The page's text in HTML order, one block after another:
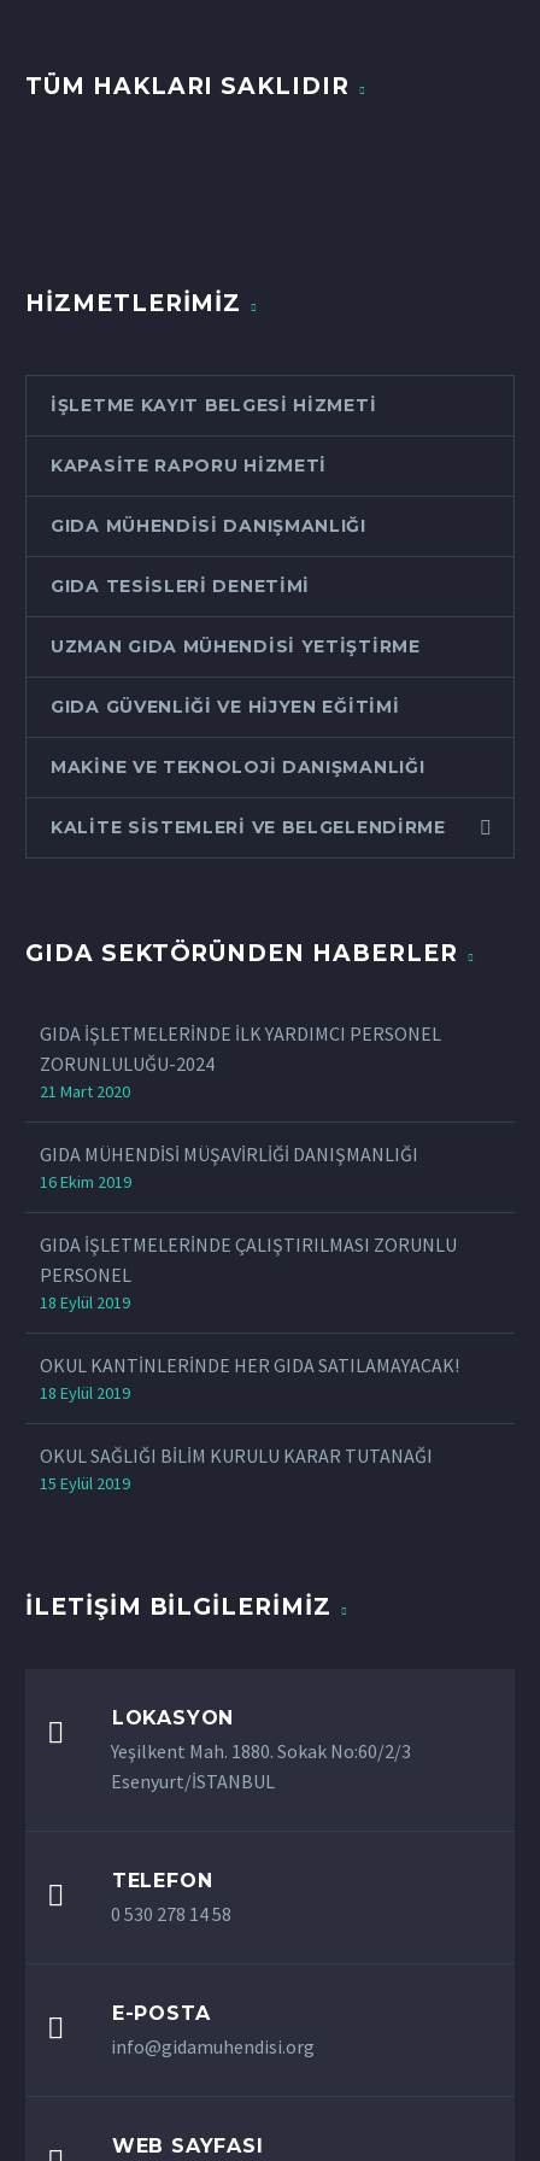
TÜM HAKLARI SAKLIDIR
HİZMETLERİMİZ
İŞLETME KAYIT BELGESI HIZMETI
KAPASITE RAPORU HIZMETI
GIDA MÜHENDISI DANIŞMANLIĞI
GIDA TESISLERI DENETIMI
UZMAN GIDA MÜHENDISI YETIŞTIRME
GIDA GÜVENLIĞI VE HIJYEN EĞITIMI
MAKINE VE TEKNOLOJI DANIŞMANLIĞI
KALITE SISTEMLERI VE BELGELENDIRME
GIDA SEKTÖRÜNDEN HABERLER
GIDA İŞLETMELERİNDE İLK YARDIMCI PERSONEL
ZORUNLULUĞU-2024
21 Mart 2020
GIDA MÜHENDİSİ MÜŞAVİRLİĞİ DANIŞMANLIĞI
16 Ekim 2019
GIDA İŞLETMELERİNDE ÇALIŞTIRILMASI ZORUNLU
PERSONEL
18 Eylül 2019
OKUL KANTİNLERİNDE HER GIDA SATILAMAYACAK!
18 Eylül 2019
OKUL SAĞLIĞI BİLİM KURULU KARAR TUTANAĞI
15 Eylül 2019
İLETİŞİM BİLGİLERİMİZ
 LOKASYON
Yeşilkent Mah. 1880. Sokak No:60/2/3
Esenyurt/İSTANBUL
 TELEFON
0 530 278 14 58
 E-POSTA
info@gidamuhendisi.org
WEB SAYFASI